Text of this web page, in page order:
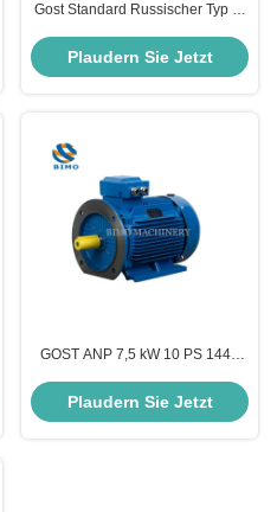
Gost Standard Russischer Typ 3-
Asynchronmotor 22 kW 30 PS
Induktionselektromotor
Plaudern Sie Jetzt
GOST ANP 7,5 kW 10 PS 1440
Dreiphasenmotor Drei-Phasen-
Elektromotor
Plaudern Sie Jetzt